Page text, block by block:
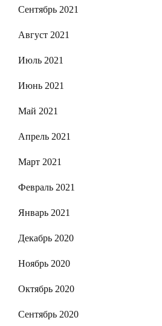
Сентябрь 2021
Август 2021
Июль 2021
Июнь 2021
Май 2021
Апрель 2021
Март 2021
Февраль 2021
Январь 2021
Декабрь 2020
Ноябрь 2020
Октябрь 2020
Сентябрь 2020